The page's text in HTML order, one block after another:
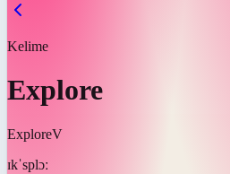
Kelime
Explore
ExploreV
ɪkˈsplɔː